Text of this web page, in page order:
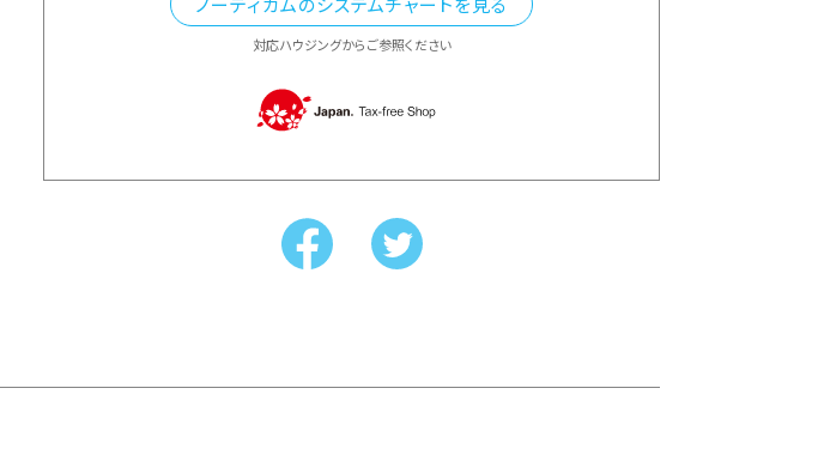
対応ハウジングからご参照ください